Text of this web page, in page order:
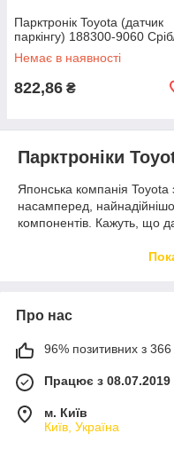
Парктронік Toyota (датчик
паркінгу) 188300-9060
Немає в наявності
822,86 ₴
Парктроніки
Японська компанія
насамперед,
компонентів. Кажуть, що
надійного авто
водія причин. ДТП,
парктронік Toyota.
В даному випадку краще
якості, щоб не довелося
Компанія SENSOR надає
Toyota на будь-які моделі,
Про нас
96% позитивних з 366
Працює з 08.07.2019
м. Київ
Київ, Україна